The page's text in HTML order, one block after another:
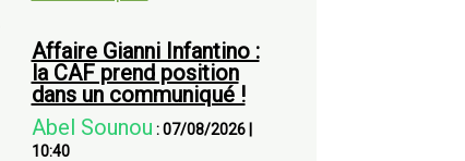
Affaire Gianni Infantino :
la CAF prend position
dans un communiqué !
Abel Sounou :07/08/2026|
10:40